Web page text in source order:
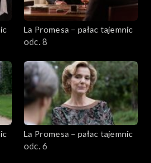
La Promesa – pałac tajemnic
odc. 8
La Promesa – pałac tajemnic
odc. 6